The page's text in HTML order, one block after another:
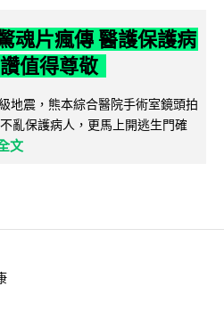
魂片瘋傳 醫護保護病
值得尊敬
地震，熊本綜合醫院手術室鏡頭拍
亂保護病人，更馬上開逃生門確
文